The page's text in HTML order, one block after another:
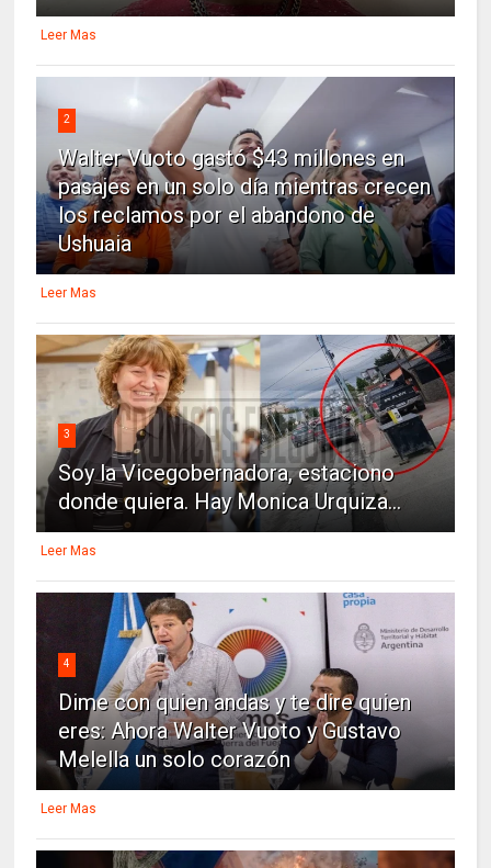
Leer Mas
2
Walter Vuoto gastó $43 millones en
pasajes en un solo día mientras crecen
los reclamos por el abandono de
Ushuaia
Leer Mas
3
Soy la Vicegobernadora, estaciono
donde quiera. Hay Monica Urquiza...
Leer Mas
4
Dime con quien andas y te dire quien
eres: Ahora Walter Vuoto y Gustavo
Melella un solo corazón
Leer Mas